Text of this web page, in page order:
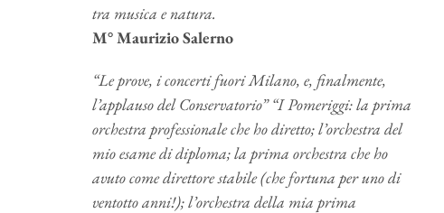
tra musica e natura.
M° Maurizio Salerno
“Le prove, i concerti fuori Milano, e, finalmente,
l’applauso del Conservatorio” “I Pomeriggi: la prima
orchestra professionale che ho diretto; l’orchestra del
mio esame di diploma; la prima orchestra che ho
avuto come direttore stabile (che fortuna per uno di
ventotto anni!); l’orchestra della mia prima